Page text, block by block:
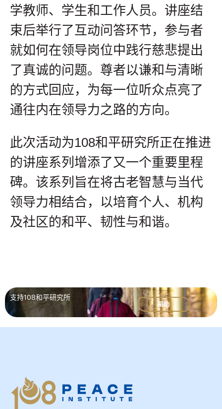
学教师、学生和工作人员。讲座结
束后举行了互动问答环节，参与者
就如何在领导岗位中践行慈悲提出
了真诚的问题。尊者以谦和与清晰
的方式回应，为每一位听众点亮了
通往内在领导力之路的方向。
此次活动为108和平研究所正在推进
的讲座系列增添了又一个重要里程
碑。该系列旨在将古老智慧与当代
领导力相结合，以培育个人、机构
及社区的和平、韧性与和谐。
支持108和平研究所
捐助